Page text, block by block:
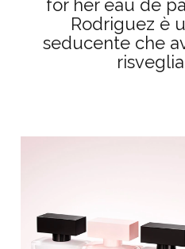
for her eau de
Rodriguez è
seducente che